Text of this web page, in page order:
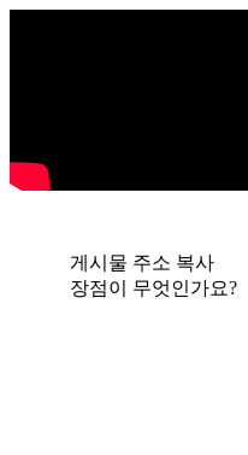
게시물 주소 복사
장점이 무엇인가요?